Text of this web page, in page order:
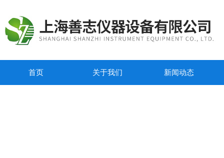
首页 关于我们 新闻动态